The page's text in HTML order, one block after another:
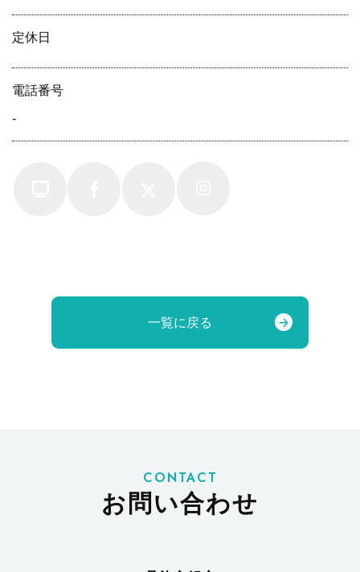
定休⽇
電話番号
-
一覧に戻る
CONTACT
お問い合わせ